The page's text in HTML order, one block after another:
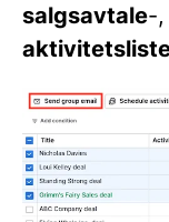
salgsavtale